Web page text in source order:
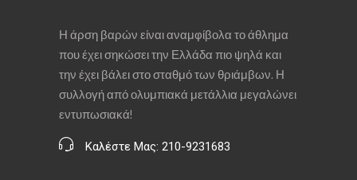
Η άρση βαρών είναι αναμφίβολα το άθλημα
που έχει σηκώσει την Ελλάδα πιο ψηλά και
την έχει βάλει στο σταθμό των θριάμβων. Η
συλλογή από ολυμπιακά μετάλλια μεγαλώνει
εντυπωσιακά!
Καλέστε Μας: 210-9231683